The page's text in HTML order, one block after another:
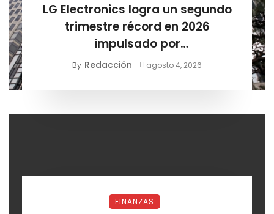
LG Electronics logra un segundo
trimestre récord en 2026
impulsado por
electrodomésticos y el sector
By Redacción agosto 4, 2026
FINANZAS